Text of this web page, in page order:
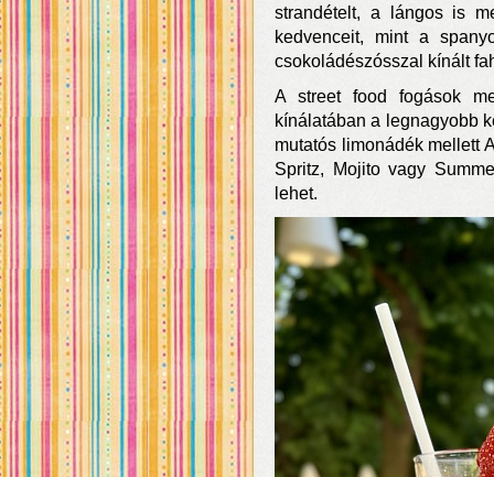
strandételt, a lángos is
kedvenceit, mint a
csokoládészósszal kínált
A street food fogások
kínálatában a legnagyobb
mutatós limonádék mellett
Spritz, Mojito vagy
lehet.